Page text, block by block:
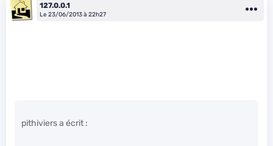
127.0.0.1
Le 23/06/2013 à 22h27
pithiviers a écrit :